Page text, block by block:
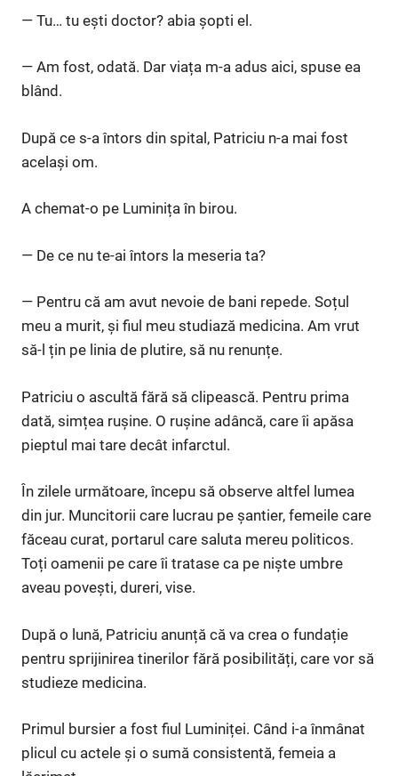
— Tu… tu ești doctor? abia șopti el.
— Am fost, odată. Dar viața m-a adus aici, spuse ea
blând.
După ce s-a întors din spital, Patriciu n-a mai fost
același om.
A chemat-o pe Luminița în birou.
— De ce nu te-ai întors la meseria ta?
— Pentru că am avut nevoie de bani repede. Soțul
meu a murit, și fiul meu studiază medicina. Am vrut
să-l țin pe linia de plutire, să nu renunțe.
Patriciu o ascultă fără să clipească. Pentru prima
dată, simțea rușine. O rușine adâncă, care îi apăsa
pieptul mai tare decât infarctul.
În zilele următoare, începu să observe altfel lumea
din jur. Muncitorii care lucrau pe șantier, femeile care
făceau curat, portarul care saluta mereu politicos.
Toți oamenii pe care îi tratase ca pe niște umbre
aveau povești, dureri, vise.
După o lună, Patriciu anunță că va crea o fundație
pentru sprijinirea tinerilor fără posibilități, care vor să
studieze medicina.
Primul bursier a fost fiul Luminiței. Când i-a înmânat
plicul cu actele și o sumă consistentă, femeia a